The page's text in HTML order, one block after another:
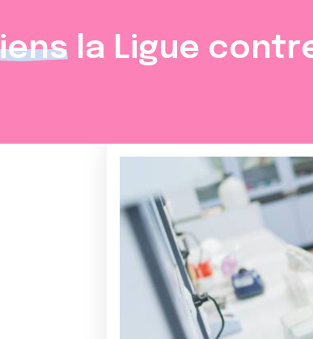
la Ligue